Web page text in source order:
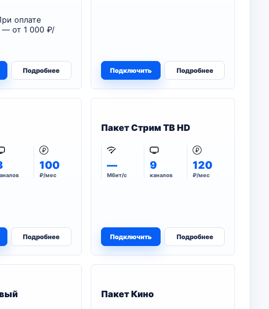
оплате
— от 1 000 ₽/
Подробнее Подключить Подробнее
100
₽/мес
Подробнее
Пакет Стрим ТВ HD
—
Мбит/с
9
каналов
120
₽/мес
Подключить Подробнее
Пакет Кино